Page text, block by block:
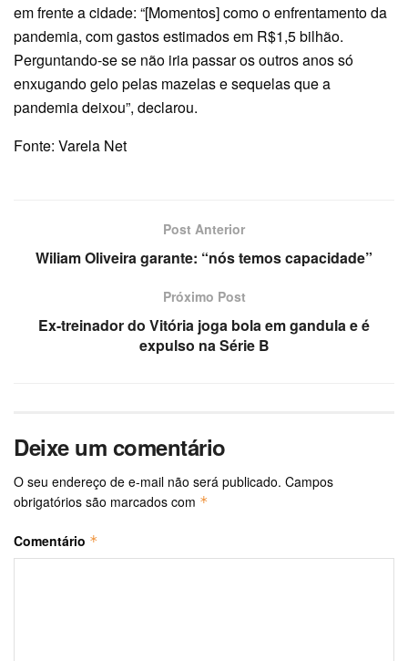
em frente a cidade: “[Momentos] como o enfrentamento da
pandemia, com gastos estimados em R$1,5 bilhão.
Perguntando-se se não iria passar os outros anos só
enxugando gelo pelas mazelas e sequelas que a
pandemia deixou”, declarou.
Fonte: Varela Net
Post Anterior
Wiliam Oliveira garante: “nós temos capacidade”
Próximo Post
Ex-treinador do Vitória joga bola em gandula e é
expulso na Série B
Deixe um comentário
O seu endereço de e-mail não será publicado. Campos
obrigatórios são marcados com *
Comentário *